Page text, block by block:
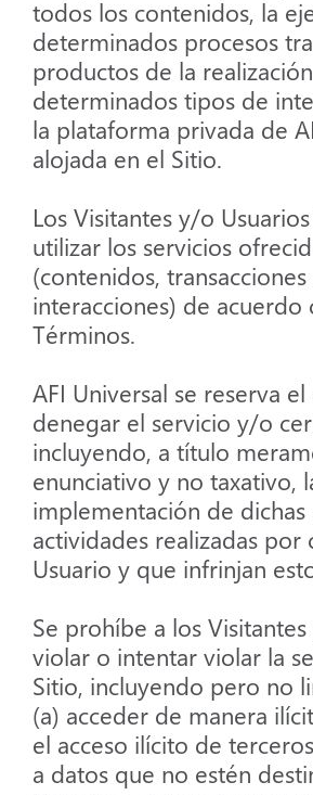
todos los contenidos, la
determinados procesos
productos de la
determinados tipos de
la plataforma privada de
alojada en el Sitio.
Los Visitantes y/o
utilizar los servicios
(contenidos, transacciones
interacciones) de acuerdo
Términos.
AFI Universal se reserva
denegar el servicio y/o
incluyendo, a título
enunciativo y no taxativo,
implementación de
actividades realizadas por
Usuario y que infrinjan
Se prohíbe a los
violar o intentar violar la
Sitio, incluyendo pero no
(a) acceder de manera
el acceso ilícito de
a datos que no estén